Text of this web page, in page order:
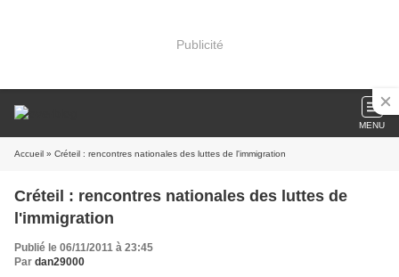
Publicité
MENU
Accueil » Créteil : rencontres nationales des luttes de l'immigration
Créteil : rencontres nationales des luttes de
l'immigration
Publié le 06/11/2011 à 23:45
Par dan29000